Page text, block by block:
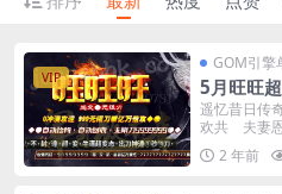
VIP
GOM引擎
5月旺旺
传奇GM
遥忆昔日传
欢共 夫妻
2 年前